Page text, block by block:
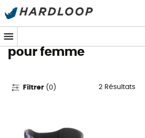
Promos d'été 🔥 -5 % EXTRA dès 2
Baudriers d'escalade
pour femme
Filtrer (0 ) 2 Résultats